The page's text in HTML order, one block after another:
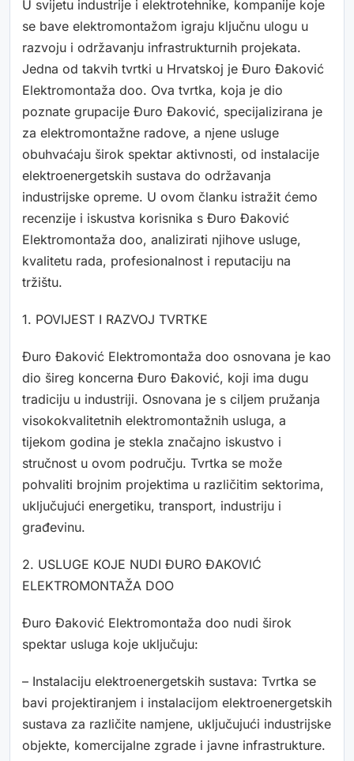
U svijetu industrije i elektrotehnike, kompanije koje
se bave elektromontažom igraju ključnu ulogu u
razvoju i održavanju infrastrukturnih projekata.
Jedna od takvih tvrtki u Hrvatskoj je Đuro Đaković
Elektromontaža doo. Ova tvrtka, koja je dio
poznate grupacije Đuro Đaković, specijalizirana je
za elektromontažne radove, a njene usluge
obuhvaćaju širok spektar aktivnosti, od instalacije
elektroenergetskih sustava do održavanja
industrijske opreme. U ovom članku istražit ćemo
recenzije i iskustva korisnika s Đuro Đaković
Elektromontaža doo, analizirati njihove usluge,
kvalitetu rada, profesionalnost i reputaciju na
tržištu.
1. POVIJEST I RAZVOJ TVRTKE
Đuro Đaković Elektromontaža doo osnovana je kao
dio šireg koncerna Đuro Đaković, koji ima dugu
tradiciju u industriji. Osnovana je s ciljem pružanja
visokokvalitetnih elektromontažnih usluga, a
tijekom godina je stekla značajno iskustvo i
stručnost u ovom području. Tvrtka se može
pohvaliti brojnim projektima u različitim sektorima,
uključujući energetiku, transport, industriju i
građevinu.
2. USLUGE KOJE NUDI ĐURO ĐAKOVIĆ
ELEKTROMONTAŽA DOO
Đuro Đaković Elektromontaža doo nudi širok
spektar usluga koje uključuju:
– Instalaciju elektroenergetskih sustava: Tvrtka se
bavi projektiranjem i instalacijom elektroenergetskih
sustava za različite namjene, uključujući industrijske
objekte, komercijalne zgrade i javne infrastrukture.